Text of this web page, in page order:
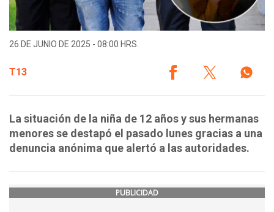
26 DE JUNIO DE 2025 - 08:00 HRS.
T13
La situación de la niña de 12 años y sus hermanas
menores se destapó el pasado lunes gracias a una
denuncia anónima que alertó a las autoridades.
PUBLICIDAD